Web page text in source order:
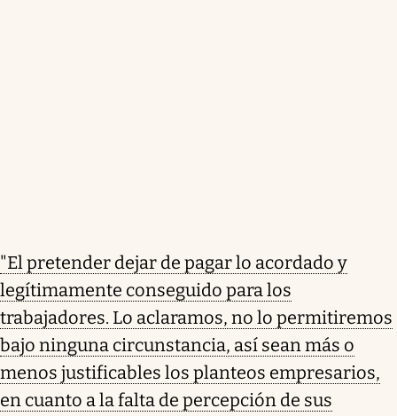
"El pretender dejar de pagar lo acordado y
legítimamente conseguido para los
trabajadores. Lo aclaramos, no lo permitiremos
bajo ninguna circunstancia, así sean más o
menos justificables los planteos empresarios,
en cuanto a la falta de percepción de sus